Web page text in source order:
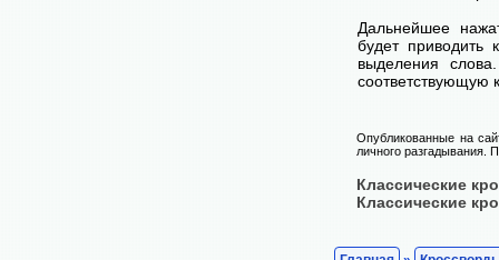
Дальнейшее
будет приводить
выделения
соответствующую
Опубликованные на
личного разгадывания.
Классические
Классические